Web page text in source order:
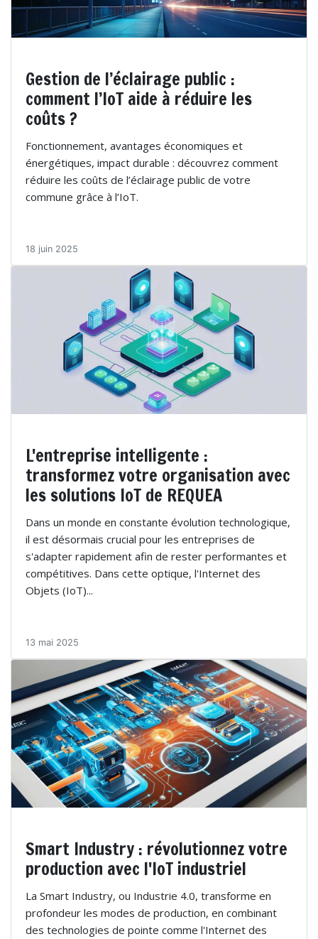
Gestion de l’éclairage public :
comment l’IoT aide à réduire les
coûts ?
Fonctionnement, avantages économiques et
énergétiques, impact durable : découvrez comment
réduire les coûts de l’éclairage public de votre
commune grâce à l’IoT.
18 juin 2025
L'entreprise intelligente :
transformez votre organisation avec
les solutions IoT de REQUEA
Dans un monde en constante évolution technologique,
il est désormais crucial pour les entreprises de
s'adapter rapidement afin de rester performantes et
compétitives. Dans cette optique, l'Internet des
Objets (IoT)...
13 mai 2025
Smart Industry : révolutionnez votre
production avec l'IoT industriel
La Smart Industry, ou Industrie 4.0, transforme en
profondeur les modes de production, en combinant
des technologies de pointe comme l'Internet des